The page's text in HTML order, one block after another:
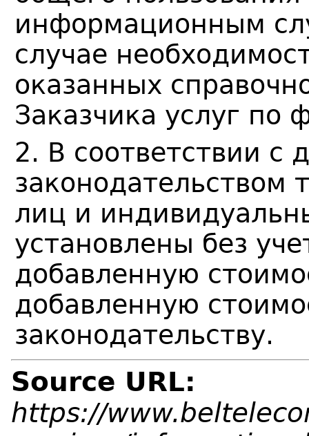
информационным
случае
оказанных
Заказчика услуг по
2. В соответствии с
лиц и
установлены без
добавленную
добавленную
законодательству.
Source URL:
https://